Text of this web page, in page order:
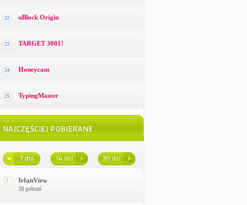
22 uBlock Origin
23 TARGET 3001!
24 Honeycam
25 TypingMaster
1 IrfanView
38 pobrań